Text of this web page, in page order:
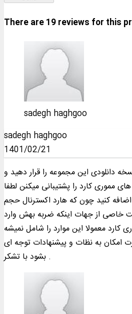
There are 19 reviews for this
sadegh haghgoo
sadegh haghgoo
1401/02/21
دانلودی این مجموعه را قرار دهید و
مموری کارد را پشتیبانی میکنن لطفا
کنید چون که هارد اکسترنال حجم
خاصی از جهات اینکه ضربه بهش وارد
معمولا این موارد را شامل نمیشه
امکان به نظات و پیشنهادات توجه ای
بشود با تشکر .